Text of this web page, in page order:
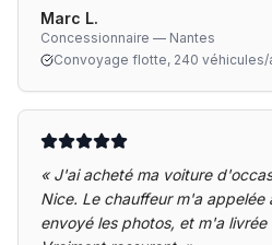
Marc L.
Concessionnaire — Nantes
Convoyage flotte, 240 véhicules/
« J'ai acheté ma voiture
Nice. Le chauffeur m'a
envoyé les photos, et m'a livrée